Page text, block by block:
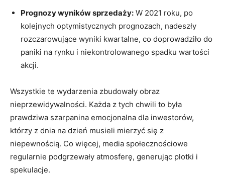
Prognozy wyników ​sprzedaży: ⁢W 2021 ⁢roku, po‍
kolejnych optymistycznych prognozach, nadeszły⁣
rozczarowujące wyniki kwartalne, co doprowadziło do
‍paniki na rynku i niekontrolowanego spadku ⁤wartości​
akcji.
Wszystkie te wydarzenia zbudowały⁤ obraz
nieprzewidywalności. Każda z⁣ tych chwili to była⁤
prawdziwa​ szarpanina emocjonalna dla⁢ inwestorów,
którzy z ⁣dnia​ na dzień musieli mierzyć się z
niepewnością. Co‌ więcej, media ⁢społecznościowe
regularnie podgrzewały atmosferę,‍ generując plotki i
spekulacje.